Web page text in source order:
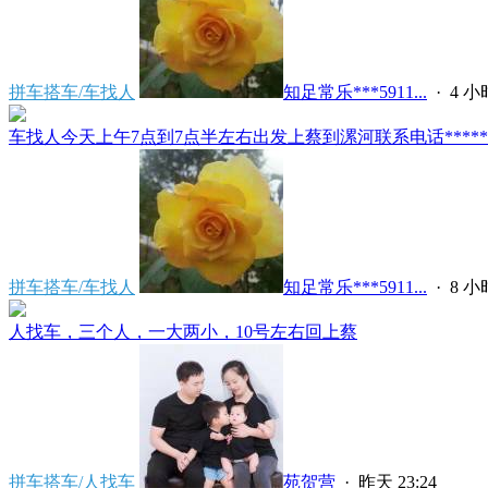
拼车搭车/车找人 知足常乐***5911... · 4 小
车找人今天上午7点到7点半左右出发上蔡到漯河联系电话
拼车搭车/车找人 知足常乐***5911... · 8 小
人找车，三个人，一大两小，10号左右回上蔡
拼车搭车/人找车 苑贺营 · 昨天 23:24